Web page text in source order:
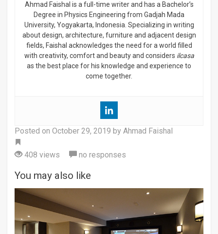
Ahmad Faishal is a full-time writer and has a Bachelor’s
Degree in Physics Engineering from Gadjah Mada
University, Yogyakarta, Indonesia. Specializing in writing
about design, architecture, furniture and adjacent design
fields, Faishal acknowledges the need for a world filled
with creativity, comfort and beauty and considers ilcasa
as the best place for his knowledge and experience to
come together.
Posted on October 29, 2019 by Ahmad Faishal
408 views
no responses
You may also like